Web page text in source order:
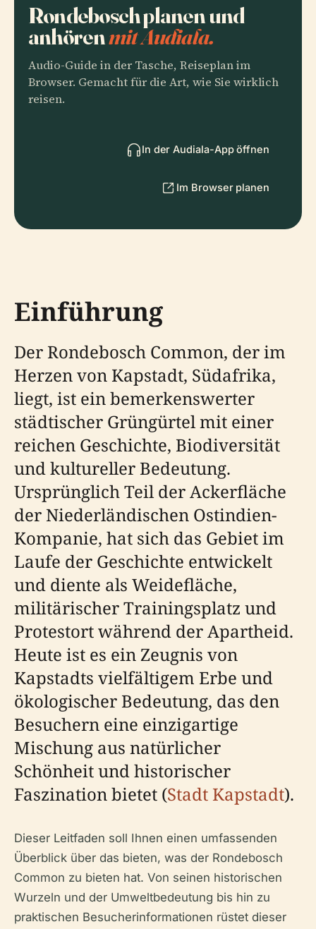
Rondebosch planen und
anhörenmit Audiala.
Audio-Guide in der Tasche, Reiseplan im
Browser. Gemacht für die Art, wie Sie wirklich
reisen.
In der Audiala-App öffnen
Im Browser planen
Einführung
Der Rondebosch Common, der im
Herzen von Kapstadt, Südafrika,
liegt, ist ein bemerkenswerter
städtischer Grüngürtel mit einer
reichen Geschichte, Biodiversität
und kultureller Bedeutung.
Ursprünglich Teil der Ackerfläche
der Niederländischen Ostindien-
Kompanie, hat sich das Gebiet im
Laufe der Geschichte entwickelt
und diente als Weidefläche,
militärischer Trainingsplatz und
Protestort während der Apartheid.
Heute ist es ein Zeugnis von
Kapstadts vielfältigem Erbe und
ökologischer Bedeutung, das den
Besuchern eine einzigartige
Mischung aus natürlicher
Schönheit und historischer
Faszination bietet (Stadt Kapstadt).
Dieser Leitfaden soll Ihnen einen umfassenden
Überblick über das bieten, was der Rondebosch
Common zu bieten hat. Von seinen historischen
Wurzeln und der Umweltbedeutung bis hin zu
praktischen Besucherinformationen rüstet dieser